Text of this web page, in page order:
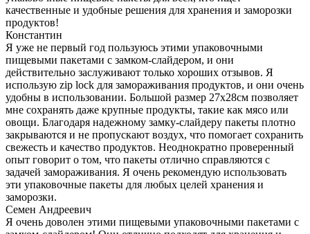
качественные и удобные решения для хранения и заморозки
продуктов!
Константин
Я уже не первый год пользуюсь этими упаковочными
пищевыми пакетами с замком-слайдером, и они
действительно заслуживают только хороших отзывов. Я
использую zip lock для замораживания продуктов, и они очень
удобны в использовании. Большой размер 27х28см позволяет
мне сохранять даже крупные продукты, такие как мясо или
овощи. Благодаря надежному замку-слайдеру пакеты плотно
закрываются и не пропускают воздух, что помогает сохранить
свежесть и качество продуктов. Неоднократно проверенный
опыт говорит о том, что пакеты отлично справляются с
задачей замораживания. Я очень рекомендую использовать
эти упаковочные пакеты для любых целей хранения и
заморозки.
Семен Андреевич
Я очень доволен этими пищевыми упаковочными пакетами с